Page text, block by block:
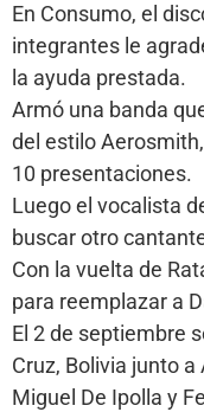
En Consumo, el
integrantes le
la ayuda prestada.
Armó una banda
del estilo
10 presentaciones.
Luego el vocalista
buscar otro
Con la vuelta de
para reemplazar a
El 2 de septiembre
Cruz, Bolivia junto a
Miguel De Ipolla y